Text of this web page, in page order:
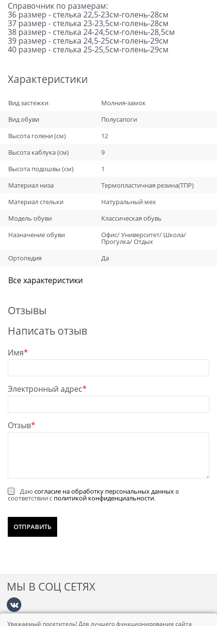
Справочник по размерам:
36 размер - стелька 22,5-23см-голень-28см
37 размер - стелька 23-23,5см-голень-28см
38 размер - стелька 24-24,5см-голень-28,5см
39 размер - стелька 24,5-25см-голень-29см
40 размер - стелька 25-25,5см-голень-29см
Характеристики
Вид застежки
Молния-замок
Вид обуви
Полусапоги
Высота голени (см)
12
Высота каблука (см)
9
Высота подошвы (см)
1
Материал низа
Термопластичная резина(ТПР)
Материал стельки
Натуральный мех
Модель обуви
Классическая обувь
Назначение обуви
Офис/ Университет/ Школа/
Прогулка/ Отдых
Ортопедия
Да
Все характеристики
Отзывы
Написать отзыв
Имя
Электронный адрес
Отзыв
Даю согласие на обработку персональных данных в
соответствии с политикой конфиденциальности.
МЫ В СОЦ СЕТЯХ
Уважаемый посетитель! Для лучшего функционирования сайта